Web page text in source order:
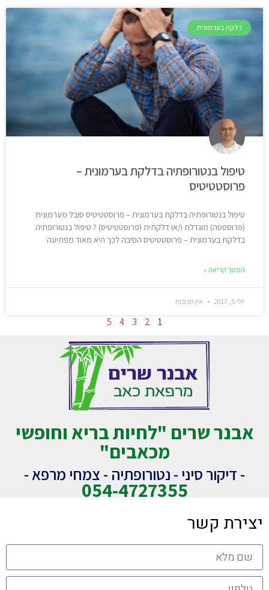
דלקת בערמונית
טיפול בנטורופתיה בדלקת בערמונית –
פרוסטטיטיס
טיפול בנטורופתיה בדלקת בערמונית – פרוסטטיטיס סובל מערמונית
(פרוסטטה) מוגדלת ו/או דלקתית (פרוסטטיטיס) ? טיפול בנטורופתיה
בדלקת בערמונית – פרוסטטיטיס הסיבה לכך היא מאוד מפתיעה
המשך קריאה »
יולי 5, 2017 אין תגובות
1
2
3
4
5
אבנר שרים "לחיות בריא וחופשי
מכאבים"
- דיקור סיני - נטורופתיה - צמחי מרפא -
054-4727355
יצירת קשר